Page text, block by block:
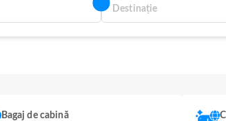
Bagaj de cabină